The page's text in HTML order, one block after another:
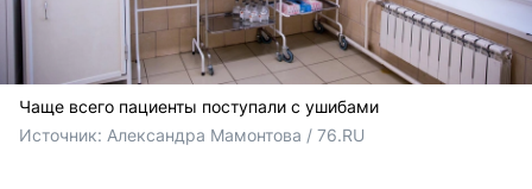
Чаще всего пациенты поступали с ушибами
Источник: Александра Мамонтова / 76.RU